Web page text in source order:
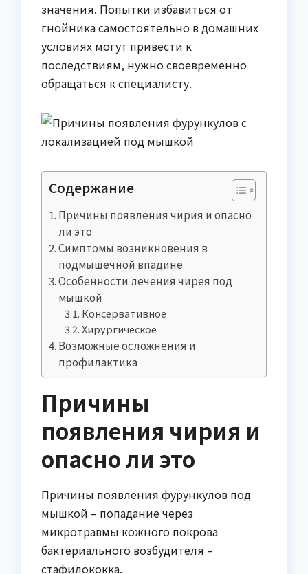
значения. Попытки избавиться от
гнойника самостоятельно в домашних
условиях могут привести к
последствиям, нужно своевременно
обращаться к специалисту.
Содержание
Причины появления чирия и опасно
ли это
Симптомы возникновения в
подмышечной впадине
Особенности лечения чирея под
мышкой
Консервативное
Хирургическое
Возможные осложнения и
профилактика
Причины
появления чирия и
опасно ли это
Причины появления фурункулов под
мышкой – попадание через
микротравмы кожного покрова
бактериального возбудителя –
стафилококка.